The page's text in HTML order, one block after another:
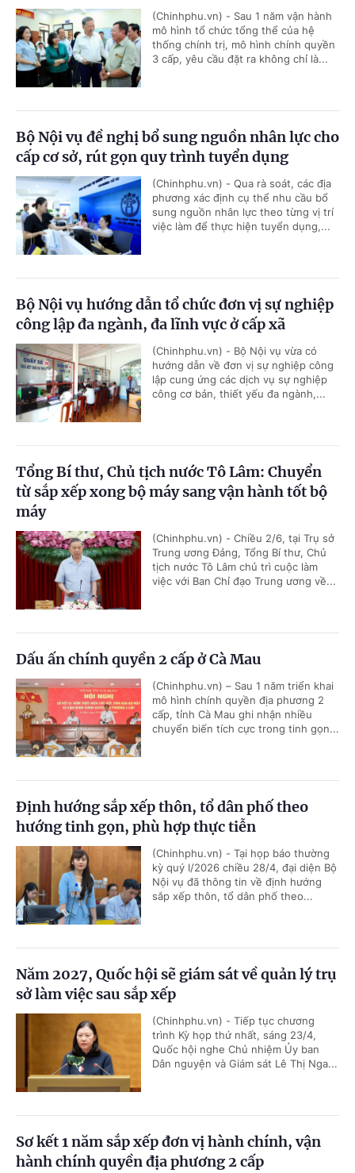
(Chinhphu.vn) - Sau 1 năm vận hành
mô hình tổ chức tổng thể của hệ
thống chính trị, mô hình chính quyền
3 cấp, yêu cầu đặt ra không chỉ là...
Bộ Nội vụ đề nghị bổ sung nguồn nhân lực cho
cấp cơ sở, rút gọn quy trình tuyển dụng
(Chinhphu.vn) - Qua rà soát, các địa
phương xác định cụ thể nhu cầu bổ
sung nguồn nhân lực theo từng vị trí
việc làm để thực hiện tuyển dụng,...
Bộ Nội vụ hướng dẫn tổ chức đơn vị sự nghiệp
công lập đa ngành, đa lĩnh vực ở cấp xã
(Chinhphu.vn) - Bộ Nội vụ vừa có
hướng dẫn về đơn vị sự nghiệp công
lập cung ứng các dịch vụ sự nghiệp
công cơ bản, thiết yếu đa ngành,...
Tổng Bí thư, Chủ tịch nước Tô Lâm: Chuyển
từ sắp xếp xong bộ máy sang vận hành tốt bộ
máy
(Chinhphu.vn) - Chiều 2/6, tại Trụ sở
Trung ương Đảng, Tổng Bí thư, Chủ
tịch nước Tô Lâm chủ trì cuộc làm
việc với Ban Chỉ đạo Trung ương về...
Dấu ấn chính quyền 2 cấp ở Cà Mau
(Chinhphu.vn) – Sau 1 năm triển khai
mô hình chính quyền địa phương 2
cấp, tỉnh Cà Mau ghi nhận nhiều
chuyển biến tích cực trong tinh gọn...
Định hướng sắp xếp thôn, tổ dân phố theo
hướng tinh gọn, phù hợp thực tiễn
(Chinhphu.vn) - Tại họp báo thường
kỳ quý I/2026 chiều 28/4, đại diện Bộ
Nội vụ đã thông tin về định hướng
sắp xếp thôn, tổ dân phố theo...
Năm 2027, Quốc hội sẽ giám sát về quản lý trụ
sở làm việc sau sắp xếp
(Chinhphu.vn) - Tiếp tục chương
trình Kỳ họp thứ nhất, sáng 23/4,
Quốc hội nghe Chủ nhiệm Ủy ban
Dân nguyện và Giám sát Lê Thị Nga...
Sơ kết 1 năm sắp xếp đơn vị hành chính, vận
hành chính quyền địa phương 2 cấp